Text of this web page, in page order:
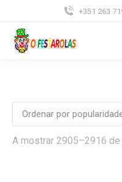
+351 263
A mostrar 2905–2916